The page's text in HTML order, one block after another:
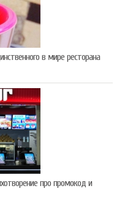
в мире ресторана
про промокод и